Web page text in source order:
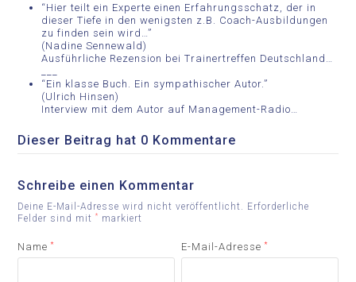
“Hier teilt ein Experte einen Erfahrungsschatz, der in
dieser Tiefe in den wenigsten z.B. Coach-Ausbildungen
zu finden sein wird…”
(Nadine Sennewald)
Ausführliche Rezension bei Trainertreffen Deutschland…
“Ein klasse Buch. Ein sympathischer Autor.”
(Ulrich Hinsen)
Interview mit dem Autor auf Management-Radio…
Dieser Beitrag hat 0 Kommentare
Schreibe einen Kommentar
Deine E-Mail-Adresse wird nicht veröffentlicht. Erforderliche
Felder sind mit* markiert
Name* E-Mail-Adresse*